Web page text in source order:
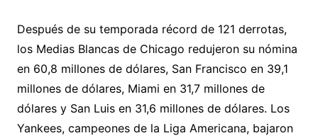
Después de su temporada récord de 121 derrotas,
los Medias Blancas de Chicago redujeron su nómina
en 60,8 millones de dólares, San Francisco en 39,1
millones de dólares, Miami en 31,7 millones de
dólares y San Luis en 31,6 millones de dólares. Los
Yankees, campeones de la Liga Americana, bajaron